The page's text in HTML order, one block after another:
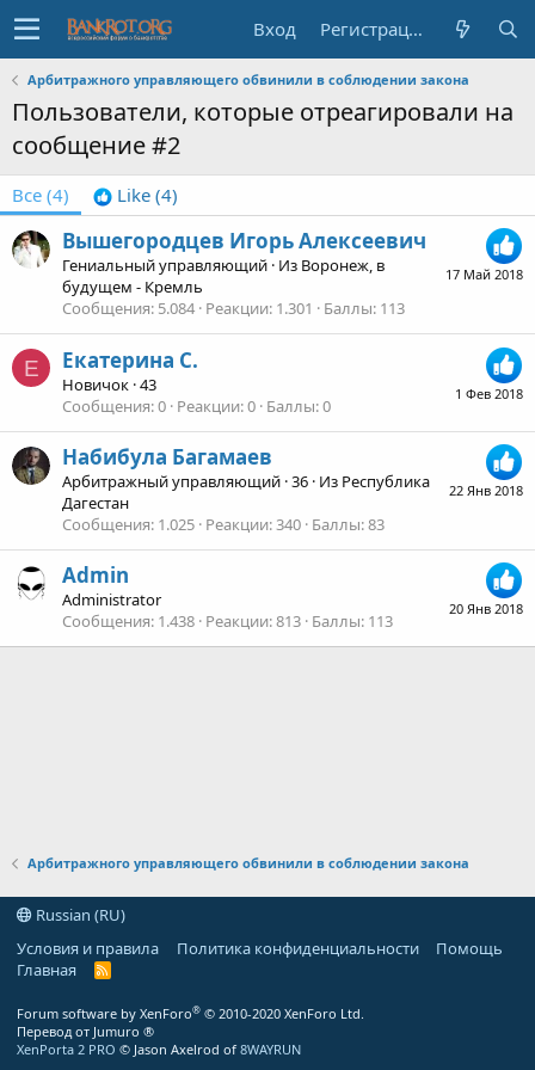
Вход Регистрация
Арбитражного управляющего обвинили в соблюдении закона
Пользователи, которые отреагировали на
сообщение #2
Все (4) Like (4)
17 Май 2018
Вышегородцев Игорь Алексеевич
Гениальный управляющий · Из Воронеж, в
будущем - Кремль
Сообщения 5.084 Реакции 1.301 Баллы 113
Е
1 Фев 2018
Екатерина С.
Новичок ·43
Сообщения 0 Реакции 0 Баллы 0
22 Янв 2018
Набибула Багамаев
Арбитражный управляющий ·36 · Из Республика
Дагестан
Сообщения 1.025 Реакции 340 Баллы 83
20 Янв 2018
Admin
Administrator
Сообщения 1.438 Реакции 813 Баллы 113
Арбитражного управляющего обвинили в соблюдении закона
Russian (RU)
Условия и правила
Политика конфиденциальности
Помощь
Главная
R
Forum software by XenForo® © 2010-2020 XenForo Ltd.
Перевод от Jumuro ®
XenPorta 2 PRO © Jason Axelrod of 8WAYRUN